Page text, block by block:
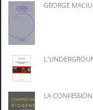
GEORGE
LA